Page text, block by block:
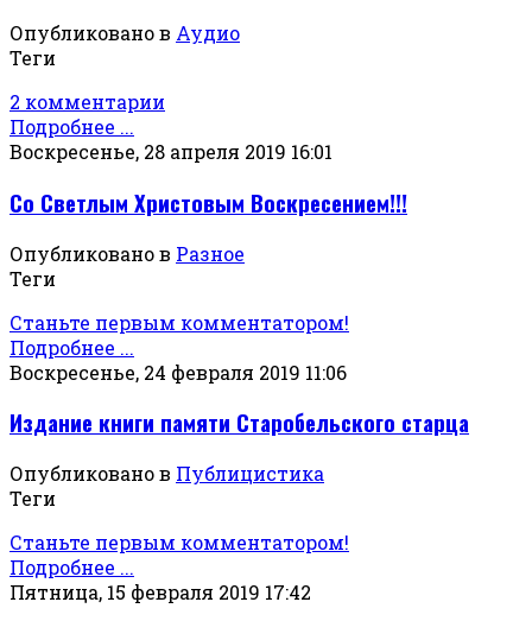
Опубликовано в Аудио
Теги
2 комментарии
Подробнее ...
Воскресенье, 28 апреля 2019 16:01
Со Светлым Христовым Воскресением!!!
Опубликовано в Разное
Теги
Станьте первым комментатором!
Подробнее ...
Воскресенье, 24 февраля 2019 11:06
Издание книги памяти Старобельского старца
Опубликовано в Публицистика
Теги
Станьте первым комментатором!
Подробнее ...
Пятница, 15 февраля 2019 17:42